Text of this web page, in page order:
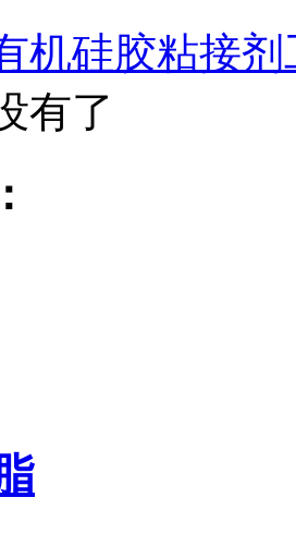
机硅胶粘接剂
有了